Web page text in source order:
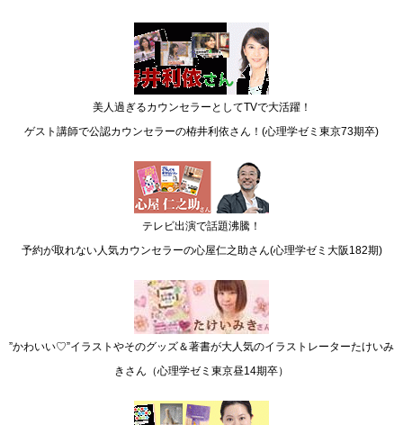
美人過ぎるカウンセラーとしてTVで大活躍！
ゲスト講師で公認カウンセラーの栫井利依さん！(心理学ゼミ東京73期卒)
テレビ出演で話題沸騰！
予約が取れない人気カウンセラーの心屋仁之助さん(心理学ゼミ大阪182期)
”かわいい♡”イラストやそのグッズ＆著書が大人気のイラストレーターたけいみ
きさん（心理学ゼミ東京昼14期卒）